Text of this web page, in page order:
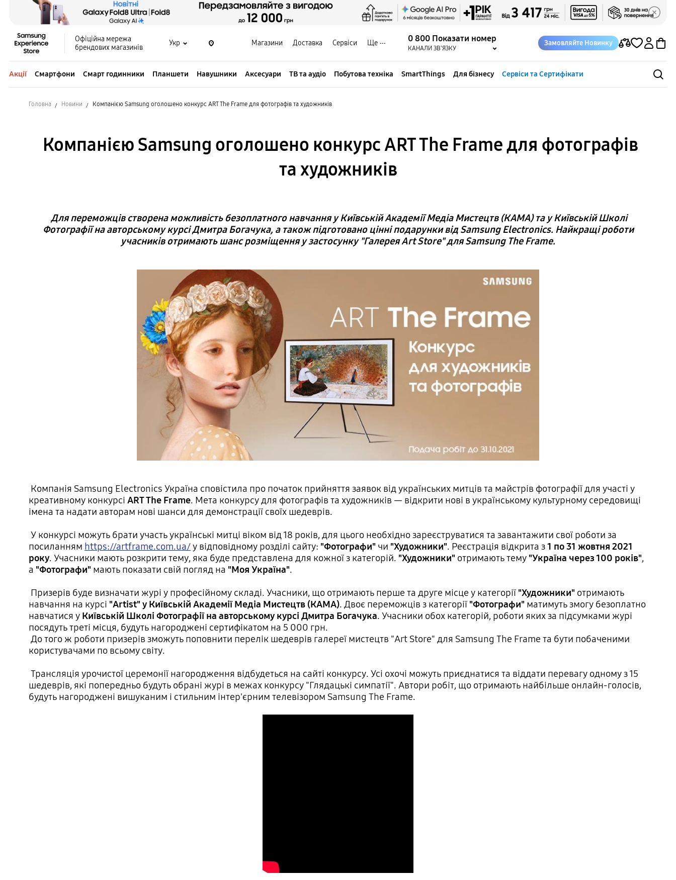
Офіційна мережа
брендових магазинів
Укр Магазини Доставка Сервіси Ще 0 800 Показати номер
КАНАЛИ ЗВ'ЯЗКУ
Замовляйте Новинку
Акції Смартфони Смарт годинники Планшети Навушники Аксесуари ТВ та аудіо Побутова техніка SmartThings Для бізнесу Сервіси та Сертифікати
Головна Новини Компанією Samsung оголошено конкурс ART The Frame для фотографів та художників
Компанією Samsung оголошено конкурс ART The Frame для фотографів
та художників
Для переможців створена можливість безоплатного навчання у Київській Академії Медіа Мистецтв (КАМА) та у Київській Школі
Фотографії на авторському курсі Дмитра Богачука, а також підготовано цінні подарунки від Samsung Electronics. Найкращі роботи
учасників отримають шанс розміщення у застосунку "Галерея Art Store" для Samsung The Frame.
Компанія Samsung Electronics Україна сповістила про початок прийняття заявок від українських митців та майстрів фотографії для участі у
креативному конкурсі ART The Frame. Мета конкурсу для фотографів та художників — відкрити нові в українському культурному середовищі
імена та надати авторам нові шанси для демонстрації своїх шедеврів.
У конкурсі можуть брати участь українські митці віком від 18 років, для цього необхідно зареєструватися та завантажити свої роботи за
посиланням https://artframe.com.ua/у відповідному розділі сайту: "Фотографи" чи "Художники". Реєстрація відкрита з1 по 31 жовтня 2021
року. Учасники мають розкрити тему, яка буде представлена для кожної з категорій. "Художники" отримають тему "Україна через 100 років",
а "Фотографи" мають показати свій погляд на "Моя Україна".
Призерів буде визначати журі у професійному складі. Учасники, що отримають перше та друге місце у категорії "Художники" отримають
навчання на курсі "Artist" у Київській Академії Медіа Мистецтв (КАМА). Двоє переможців з категорії "Фотографи" матимуть змогу безоплатно
навчатися у Київській Школі Фотографії на авторському курсі Дмитра Богачука. Учасники обох категорій, роботи яких за підсумками журі
посядуть треті місця, будуть нагороджені сертифікатом на 5 000 грн.
До того ж роботи призерів зможуть поповнити перелік шедеврів галереї мистецтв "Art Store" для Samsung The Frame та бути побаченими
користувачами по всьому світу.
Трансляція урочистої церемонії нагородження відбудеться на сайті конкурсу. Усі охочі можуть приєднатися та віддати перевагу одному з 15
шедеврів, які попередньо будуть обрані журі в межах конкурсу "Глядацькі симпатії". Автори робіт, що отримають найбільше онлайн-голосів,
будуть нагороджені вишуканим і стильним інтер'єрним телевізором Samsung The Frame.